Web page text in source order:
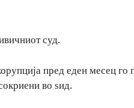
суд.
пред еден месец
во ѕид.